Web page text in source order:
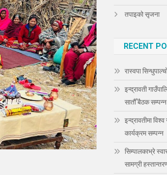
तपाइको सृजना
RECENT
रास्वपा
इन्द्रावती
सातौँ बैठक सम्पन्न
इन्द्रावतीमा
कार्यक्रम सम्पन्न
सिम्पालकाभ्रे
सामग्री